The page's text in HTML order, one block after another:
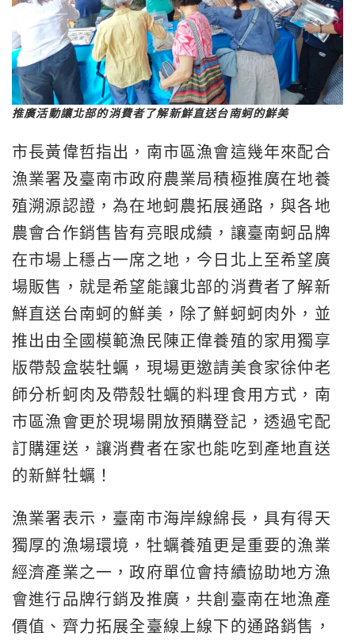
推廣活動讓北部的消費者了解新鮮直送台南蚵的鮮美
市長黃偉哲指出，南市區漁會這幾年來配合
漁業署及臺南市政府農業局積極推廣在地養
殖溯源認證，為在地蚵農拓展通路，與各地
農會合作銷售皆有亮眼成績，讓臺南蚵品牌
在市場上穩占一席之地，今日北上至希望廣
場販售，就是希望能讓北部的消費者了解新
鮮直送台南蚵的鮮美，除了鮮蚵蚵肉外，並
推出由全國模範漁民陳正偉養殖的家用獨享
版帶殼盒裝牡蠣，現場更邀請美食家徐仲老
師分析蚵肉及帶殼牡蠣的料理食用方式，南
市區漁會更於現場開放預購登記，透過宅配
訂購運送，讓消費者在家也能吃到產地直送
的新鮮牡蠣！
漁業署表示，臺南市海岸線綿長，具有得天
獨厚的漁場環境，牡蠣養殖更是重要的漁業
經濟產業之一，政府單位會持續協助地方漁
會進行品牌行銷及推廣，共創臺南在地漁產
價值、齊力拓展全臺線上線下的通路銷售，